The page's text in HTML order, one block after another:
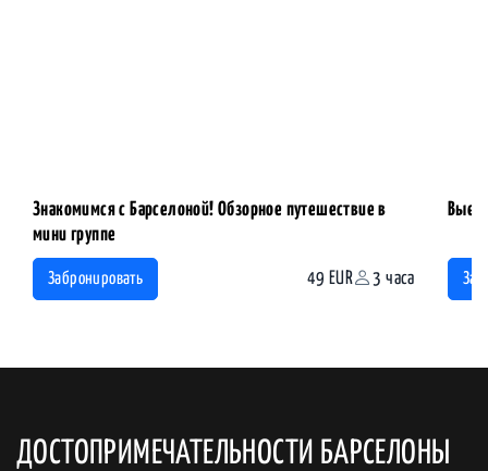
Знакомимся с Барселоной! Обзорное путешествие в
мини группе
Забронировать 49 EUR 3 часа
ДОСТОПРИМЕЧАТЕЛЬНОСТИ БАРСЕЛОНЫ